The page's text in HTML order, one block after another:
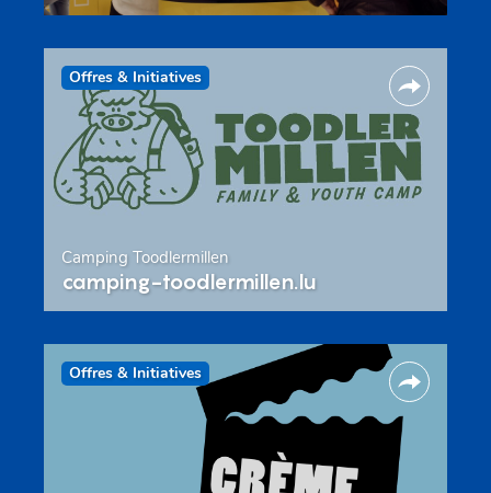
Offres & Initiatives
Camping Toodlermillen
camping-toodlermillen.lu
Offres & Initiatives